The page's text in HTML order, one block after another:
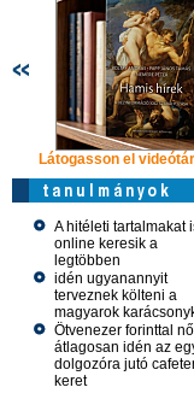
Látogasson el
A hitéleti tartalmakat
online keresik a
legtöbben
idén ugyanannyit
terveznek költeni a
magyarok
Ötvenezer forinttal
átlagosan idén az
dolgozóra jutó
keret